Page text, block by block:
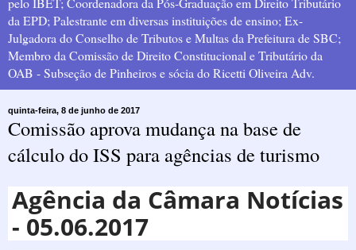
da EPD; Palestrante em diversas instituições de ensino; Ex-
Julgadora do Conselho de Tributos e Multas da Prefeitura de SBC;
Membro da Comissão de Direito Constitucional e Tributário da
OAB - Subseção de Pinheiros e sócia do Ricetti Oliveira Adv.
quinta-feira, 8 de junho de 2017
Comissão aprova mudança na base de
cálculo do ISS para agências de turismo
Agência da Câmara Notícias
- 05.06.2017